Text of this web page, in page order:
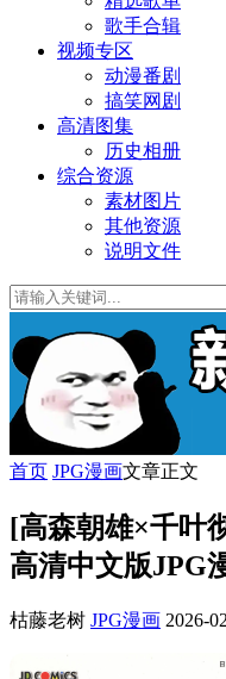
歌手合辑
视频专区
动漫番剧
搞笑网剧
高清图集
历史相册
综合资源
素材图片
其他资源
说明文件
首页 JPG漫画文章正文
[高森朝雄×千叶
高清中文版JPG
枯藤老树 JPG漫画 2026-